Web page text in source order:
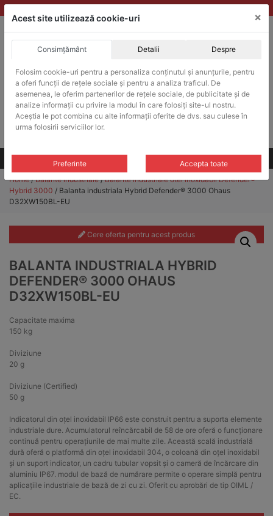
Skip
to
ACHIZITII PUBLICE
Produsele pot fi achizitionate si in sistemul SEAP / SICAP
Products
search
CAUTARE
Toate produsele
Home/Balante industriale/Balante industriale otel inoxidabil Defender®
Hybrid 3000 / Balanta industriala Hybrid Defender® 3000 Ohaus
D32XW150BL-EU
Cere oferta pentru acest produs
BALANTA INDUSTRIALA HYBRID
DEFENDER® 3000 OHAUS
D32XW150BL-EU
Capacitate maxima
150 kg
Diviziune
20 g
Diviziune (Certified)
50 g
Indicatorul din oțel inoxidabil IP66 este construit pentru a suporta elemente
industriale dure. Acumulatorul reîncărcabil de 58 de ore oferă o funcționare
continuă pentru operațiunile de mai multe zile. Această scală industrială
dură oferă o platformă din oțel inoxidabil 304, o coloană din oțel inoxidabil
și un suport indicator, un cadru tubular vopsit și o cameră de încărcare din
aluminiu IP67. modul de bază de numărare permite o operare simplă pentru
aplicațiile industriale de bază de zi cu zi. Oferit cu aprobări de tip OIML /
EC.
Acest site utilizează cookie-uri ×
Consimțământ Detalii Despre
Folosim cookie-uri pentru a personaliza conținutul și anunțurile, pentru
a oferi funcții de rețele sociale și pentru a analiza traficul. De
asemenea, le oferim partenerilor de rețele sociale, de publicitate și de
analize informații cu privire la modul în care folosiți site-ul nostru.
Aceștia le pot combina cu alte informații oferite de dvs. sau culese în
urma folosirii serviciilor lor.
Preferinte Accepta toate